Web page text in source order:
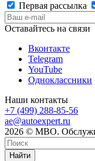
Первая рассылка
Оставайтесь на связи
Вконтакте
Telegram
YouTube
Одноклассники
Наши контакты
+7 (499) 288-85-56
ae@autoexpert.ru
2026 © МВО.
Найти